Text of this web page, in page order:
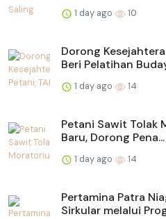
1 day ago 10
Dorong
Beri Pelatihan
1 day ago 14
Petani Sawit Tolak
Baru, Dorong Pena...
1 day ago 14
Pertamina Patra
Sirkular melalui